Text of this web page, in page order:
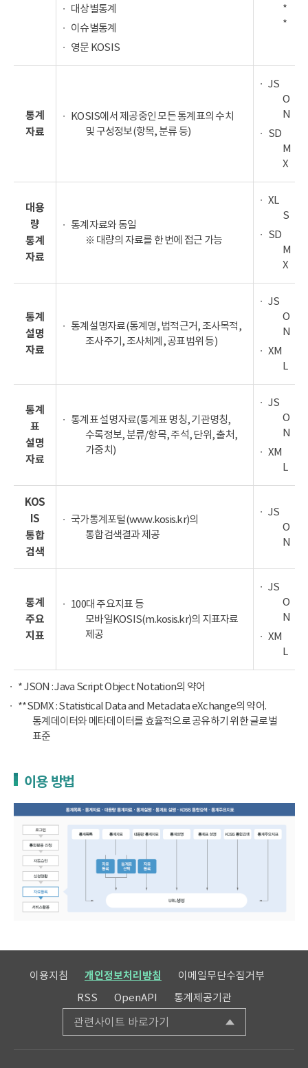
대상별통계
이슈별통계
영문 KOSIS
*
*
통계
자료
KOSIS에서 제공중인 모든 통계표의 수치
및 구성정보(항목, 분류 등)
JS
O
N
SD
M
X
대용
량
통계
자료
통계자료와 동일
※ 대량의 자료를 한 번에 접근 가능
XL
S
SD
M
X
통계
설명
자료
통계설명자료(통계명, 법적근거, 조사목적,
조사주기, 조사체계, 공표범위 등)
JS
O
N
XM
L
통계
표
설명
자료
통계표 설명자료(통계표 명칭, 기관명칭,
수록정보, 분류/항목, 주석, 단위, 출처,
가중치)
JS
O
N
XM
L
KOS
IS
통합
검색
국가통계포털(www.kosis.kr)의
통합검색결과 제공
JS
O
N
통계
주요
지표
100대 주요지표 등
모바일KOSIS(m.kosis.kr)의 지표자료
제공
JS
O
N
XM
L
* JSON : Java Script Object Notation의 약어
**SDMX : Statistical Data and Metadata eXchange의 약어.
통계데이터와 메타데이터를 효율적으로 공유하기 위한 글로벌
표준
이용 방법
이용지침 개인정보처리방침
이메일무단수집거부
RSS
OpenAPI 통계제공기관
관련사이트 바로가기